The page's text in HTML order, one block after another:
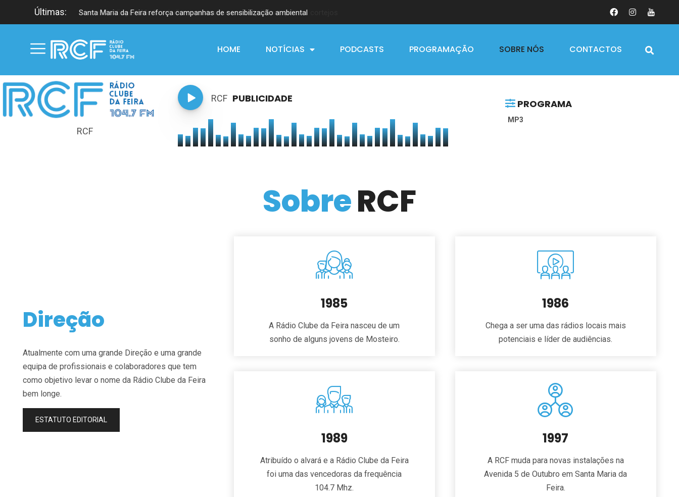
Últimas: Santa Maria da Feira reforça campanhas de sensibilização ambiental
HOME NOTÍCIAS PODCASTS PROGRAMAÇÃO SOBRE NÓS CONTACTOS
RCF
RCF PUBLICIDADE PROGRAMA
MP3
SobreRCF
Direção
Atualmente com uma grande Direção e uma grande
equipa de profissionais e colaboradores que tem
como objetivo levar o nome da Rádio Clube da Feira
bem longe.
ESTATUTO EDITORIAL
1985
A Rádio Clube da Feira nasceu de um
sonho de alguns jovens de Mosteiro.
1989
Atribuído o alvará e a Rádio Clube da Feira
foi uma das vencedoras da frequência
104.7 Mhz.
1986
Chega a ser uma das rádios locais mais
potenciais e líder de audiências.
1997
A RCF muda para novas instalações na
Avenida 5 de Outubro em Santa Maria da
Feira.